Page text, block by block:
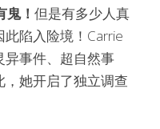
！ 但是有多少人真
陷入险境！Carrie
异事件、超自然事
她开启了独立调查